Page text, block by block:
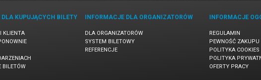
DLA KUPUJĄCYCH BILETY
KLIENTA
BILETÓW
INFORMACJE DLA ORGANIZATORÓW
DLA ORGANIZATORÓW
SYSTEM BILETOWY
REFERENCJE
INFORMACJE
REGULAMIN
PEWNOŚĆ ZAKUPU
POLITYKA COOKIES
POLITYKA
OFERTY PRACY